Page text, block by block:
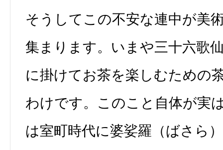
そうしてこの不安な連中が美
集まります。いまや三十六歌
に掛けてお茶を楽しむための
わけです。このこと自体が実
は室町時代に婆娑羅（ばさら